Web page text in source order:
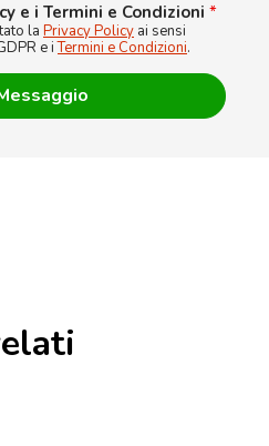
e i Termini e Condizioni *
la Privacy Policy ai sensi
e iTermini e Condizioni.